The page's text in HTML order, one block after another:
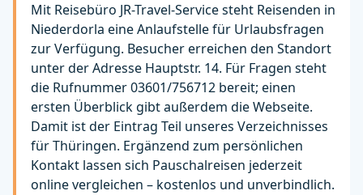
Mit Reisebüro JR-Travel-Service steht Reisenden in
Niederdorla eine Anlaufstelle für Urlaubsfragen
zur Verfügung. Besucher erreichen den Standort
unter der Adresse Hauptstr. 14. Für Fragen steht
die Rufnummer 03601/756712 bereit; einen
ersten Überblick gibt außerdem die Webseite.
Damit ist der Eintrag Teil unseres Verzeichnisses
für Thüringen. Ergänzend zum persönlichen
Kontakt lassen sich Pauschalreisen jederzeit
online vergleichen – kostenlos und unverbindlich.